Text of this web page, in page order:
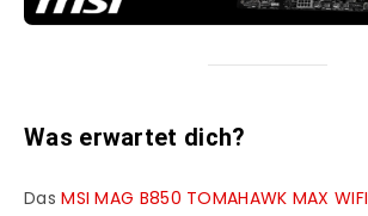
Was erwartet dich?
DasMSI MAG B850 TOMAHAWK MAX WIFI